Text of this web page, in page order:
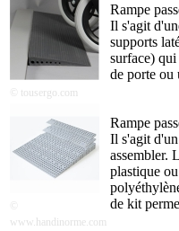
© tousergo.com
Rampe
Il s'agit
supports
surface)
de porte ou
www.handinorme.com
Rampe
Il s'agit
assembler.
plastique
de kit